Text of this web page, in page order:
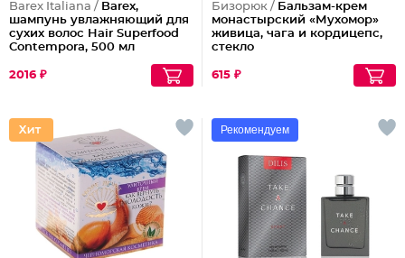
Barex Italiana / Barex,
шампунь увлажняющий для
сухих волос Hair Superfood
Contempora, 500 мл
2016 ₽
Бизорюк / Бальзам-крем
монастырский «Мухомор»
живица, чага и кордицепс,
стекло
615 ₽
Рекомендуем